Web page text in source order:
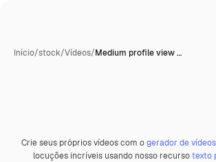
Início/stock/Vídeos/Medium profile view …
Premium
Crie seus próprios vídeos com ogerador de
locuções incríveis usando nosso recursotexto